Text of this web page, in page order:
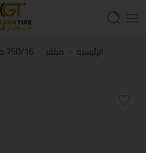
الرئيسية ميلفر 750/16 ميلفر صيني D2025-P14